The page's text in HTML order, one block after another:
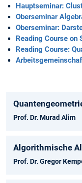
Hauptseminar:
Oberseminar
Oberseminar:
Reading Course on
Reading Course:
Prof. Dr. Murad Alim
Algorithmische
Prof. Dr. Gregor